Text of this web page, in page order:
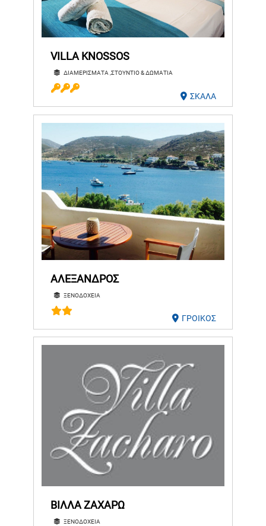
VILLA KNOSSOS
ΔΙΑΜΕΡΙΣΜΑΤΑ ,ΣΤΟΥΝΤΙΟ & ΔΩΜΑΤΙΑ
ΣΚΑΛΑ
ΑΛΕΞΑΝΔΡΟΣ
ΞΕΝΟΔΟΧΕΙΑ
ΓΡΟΙΚΟΣ
ΒΙΛΛΑ ΖΑΧΑΡΩ
ΞΕΝΟΔΟΧΕΙΑ